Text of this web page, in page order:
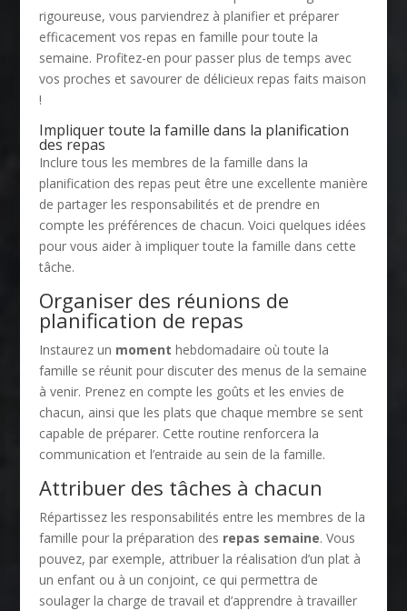
rigoureuse, vous parviendrez à planifier et préparer
efficacement vos repas en famille pour toute la
semaine. Profitez-en pour passer plus de temps avec
vos proches et savourer de délicieux repas faits maison
!
Impliquer toute la famille dans la planification
des repas
Inclure tous les membres de la famille dans la
planification des repas peut être une excellente manière
de partager les responsabilités et de prendre en
compte les préférences de chacun. Voici quelques idées
pour vous aider à impliquer toute la famille dans cette
tâche.
Organiser des réunions de
planification de repas
Instaurez un moment hebdomadaire où toute la
famille se réunit pour discuter des menus de la semaine
à venir. Prenez en compte les goûts et les envies de
chacun, ainsi que les plats que chaque membre se sent
capable de préparer. Cette routine renforcera la
communication et l’entraide au sein de la famille.
Attribuer des tâches à chacun
Répartissez les responsabilités entre les membres de la
famille pour la préparation des repas semaine. Vous
pouvez, par exemple, attribuer la réalisation d’un plat à
un enfant ou à un conjoint, ce qui permettra de
soulager la charge de travail et d’apprendre à travailler